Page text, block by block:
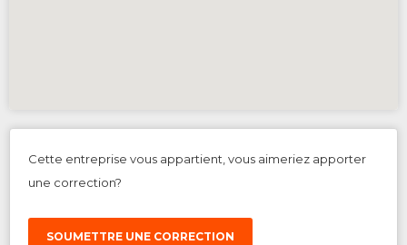
Cette entreprise vous appartient, vous aimeriez apporter
une correction?
SOUMETTRE UNE CORRECTION